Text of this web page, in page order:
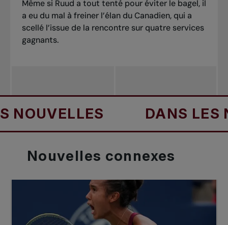
Même si Ruud a tout tenté pour éviter le bagel, il
a eu du mal à freiner l’élan du Canadien, qui a
scellé l’issue de la rencontre sur quatre services
gagnants.
DANS LES
Nouvelles connexes